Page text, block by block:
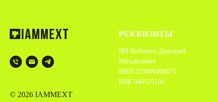
© 2026 IAMMEXT
РЕКВИЗИТЫ
ИП Бибикин Дмитрий
Михайлович
ИНН 213009408673
БИК 044525104